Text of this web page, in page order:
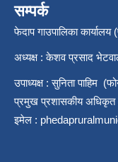
सम्पर्क
फेदाप गाउपालिका
अध्यक्ष : केशव प्रसाद
उपाध्यक्ष : सुनिता पाहिम
प्रमुख प्रशासकीय अधिकृत
इमेल :